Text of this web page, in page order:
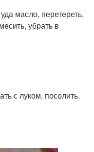
масло, перетереть,
убрать в
с луком, посолить,